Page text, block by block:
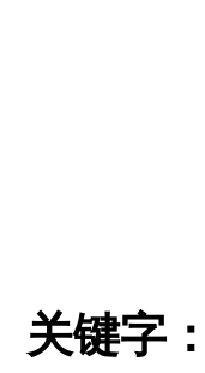
关键字：